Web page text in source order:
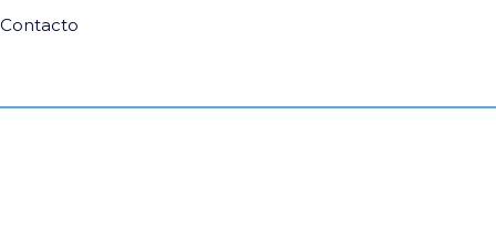
Contacto